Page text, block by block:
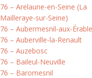
76 – Arelaune-en-Seine (La
Mailleraye-sur-Seine)
76 – Aubermesnil-aux-
76 – Auberville-la-Renault
76 – Auzebosc
76 – Baileul-Neuville
76 – Baromesnil